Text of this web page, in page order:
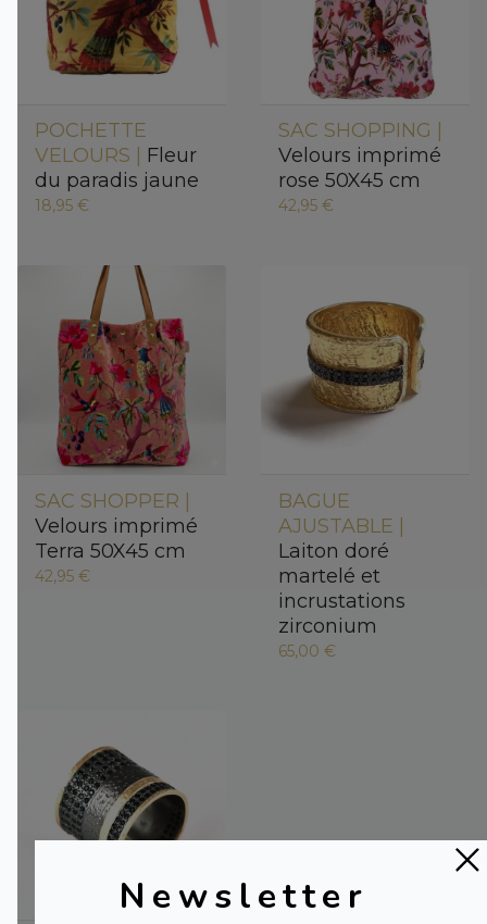
Newsletter
POCHETTE
VELOURS | Fleur
du paradis jaune
18,95 €
SAC SHOPPING |
Velours imprimé
rose 50X45 cm
42,95 €
SAC SHOPPER |
Velours imprimé
Terra 50X45 cm
42,95 €
BAGUE
AJUSTABLE |
Laiton doré
martelé et
incrustations
zirconium
65,00 €